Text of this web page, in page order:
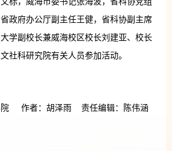
政府办公厅副主任王健，省科协副主席
学副校长兼威海校区校长刘建亚、校长
社科研究院有关人员参加活动。
院 作者：胡泽雨 责任编辑：陈伟涵